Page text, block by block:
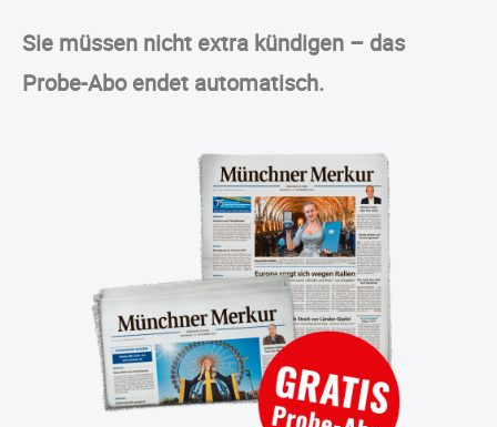
Sie müssen nicht extra kündigen – das
Probe-Abo endet automatisch.